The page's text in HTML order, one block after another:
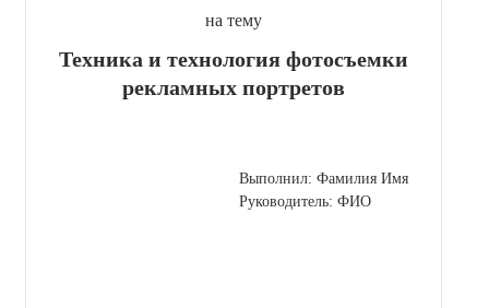
на тему
Техника и технология фотосъемки
рекламных портретов
Выполнил: Фамилия Имя
Руководитель: ФИО